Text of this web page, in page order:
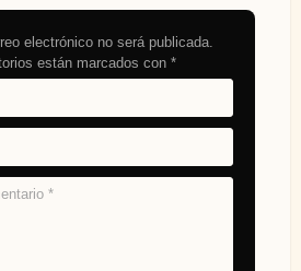
electrónico no será publicada.
están marcados con *